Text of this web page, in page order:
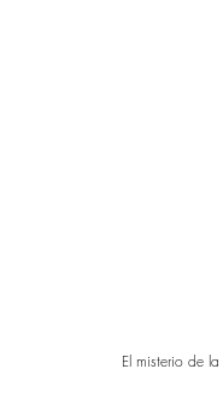
El misterio de